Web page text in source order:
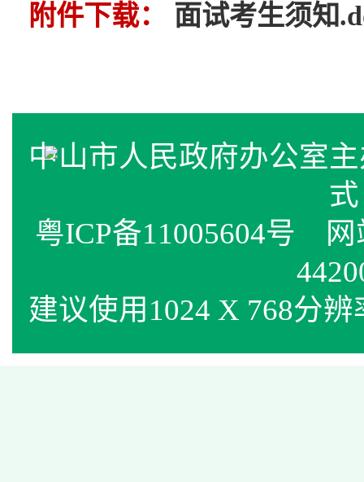
附件下载： 面试考生须知
中山市人民政府办公
式
粤ICP备11005604号 网
建议使用1024 X 768分